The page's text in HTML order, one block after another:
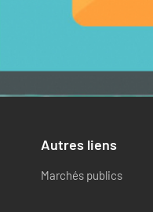
Autres liens
Marchés publics